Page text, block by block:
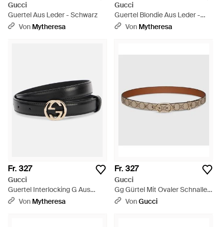
Gucci
Guertel Aus Leder - Schwarz
Von Mytheresa
Gucci
Guertel Blondie Aus Leder -
Schwarz
Von Mytheresa
Fr. 327
Gucci
Guertel Interlocking G Aus
Leder - Schwarz
Von Mytheresa
Fr. 327
Gucci
Gg Gürtel Mit Ovaler Schnalle,
Grösse 100 - Braun
VonGucci